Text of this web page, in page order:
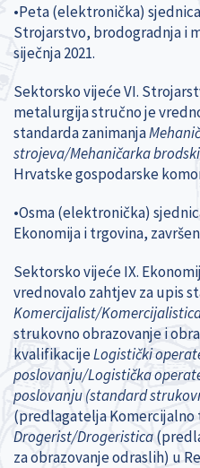
•Peta (elektronička)
Strojarstvo, brodogradnja i
siječnja 2021.
Sektorsko vijeće VI.
metalurgija stručno je
standarda zanimanja
strojeva/Mehaničarka
Hrvatske gospodarske
•Osma (elektronička)
Ekonomija i trgovina,
Sektorsko vijeće IX.
vrednovalo zahtjev za upis
Komercijalist/
strukovno obrazovanje i
kvalifikacijeLogistički
poslovanju/Logistička
poslovanju (standard
(predlagatelja
Drogerist/Drogeristica
za obrazovanje odraslih) u